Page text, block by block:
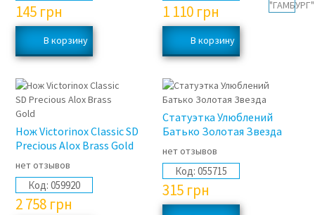
145 грн 1 110 грн
Нож Victorinox Classic SD
Precious Alox Brass Gold
нет отзывов
Код: 059920
2 758 грн
Статуэтка Улюблений
Батько Золотая Звезда
нет отзывов
Код: 055715
315 грн